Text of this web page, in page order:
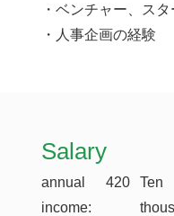
・ベンチャー、ス
・人事企画の経験
​Salary
annual
income:
420
Ten
thous